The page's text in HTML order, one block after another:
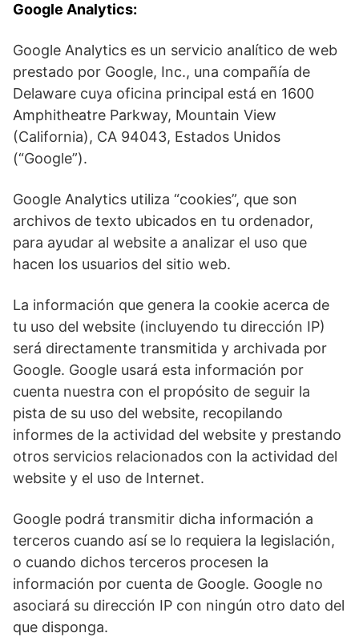
Google Analytics:
Google Analytics es un servicio analítico de web
prestado por Google, Inc., una compañía de
Delaware cuya oficina principal está en 1600
Amphitheatre Parkway, Mountain View
(California), CA 94043, Estados Unidos
(“Google”).
Google Analytics utiliza “cookies”, que son
archivos de texto ubicados en tu ordenador,
para ayudar al website a analizar el uso que
hacen los usuarios del sitio web.
La información que genera la cookie acerca de
tu uso del website (incluyendo tu dirección IP)
será directamente transmitida y archivada por
Google. Google usará esta información por
cuenta nuestra con el propósito de seguir la
pista de su uso del website, recopilando
informes de la actividad del website y prestando
otros servicios relacionados con la actividad del
website y el uso de Internet.
Google podrá transmitir dicha información a
terceros cuando así se lo requiera la legislación,
o cuando dichos terceros procesen la
información por cuenta de Google. Google no
asociará su dirección IP con ningún otro dato del
que disponga.